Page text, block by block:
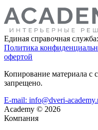
Единая справочная служба:
Политика
офертой
Копирование материала с
запрещено.
E-mail: info@dveri-
Academy © 2026
Компания